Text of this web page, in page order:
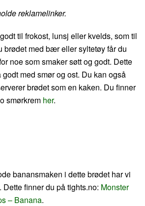
reklamelinker.
til frokost, lunsj eller kvelds, som til
brødet med bær eller syltetøy får du
noe som smaker søtt og godt. Dette
med smør og ost. Du kan også
brødet som en kaken. Du finner
smørkrem her.
banansmaken i dette brødet har vi
finner du på tights.no: Monster
– Banana.